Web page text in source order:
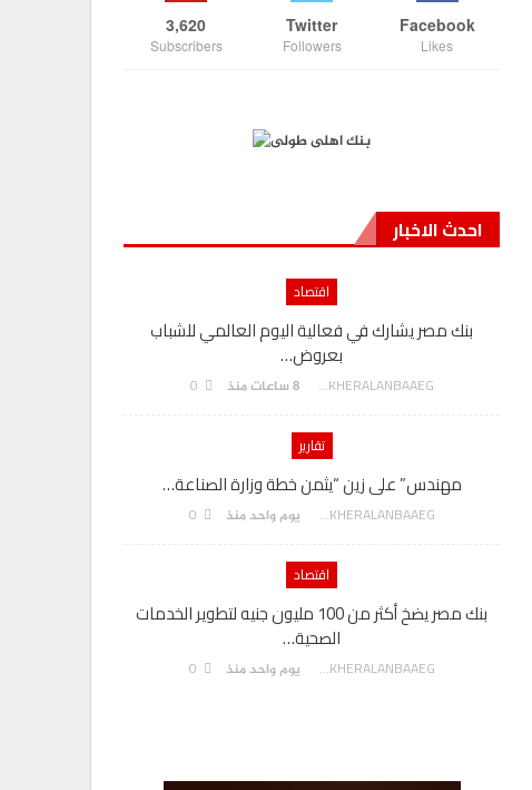
Facebook
Likes
Twitter
Followers
3,620
Subscribers
احدث الاخبار
اقتصاد
بنك مصر يشارك في فعالية اليوم العالمي للشباب
بعروض…
AKHERALANBAAEG 8 ساعات منذ
تقارير
مهندس” على زين “يثمن خطة وزارة الصناعة…
AKHERALANBAAEG يوم واحد منذ
اقتصاد
بنك مصر يضخ أكثر من 100 مليون جنيه لتطوير الخدمات
الصحية…
AKHERALANBAAEG يوم واحد منذ